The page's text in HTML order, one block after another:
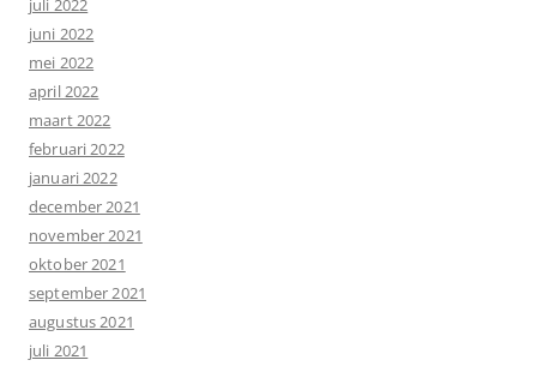
juni 2022
mei 2022
april 2022
maart 2022
februari 2022
januari 2022
december 2021
november 2021
oktober 2021
september 2021
augustus 2021
juli 2021